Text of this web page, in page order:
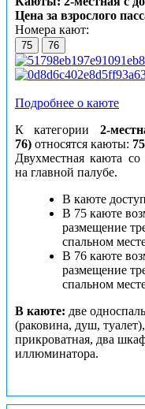
Цена за взрослого
Номера кают:
75 76
Подробнее о каюте
К категории 2-
76) относятся каюты:
Двухместная каюта
на главной палубе.
В каюте
В 75 каюте
размещение
спальном
В 76 каюте
размещение
спальном
В каюте: две
(раковина, душ,
прикроватная, два
иллюминатора.